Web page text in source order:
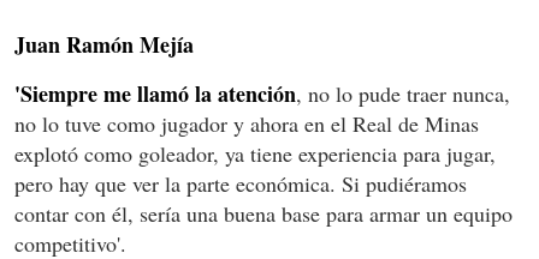
Juan Ramón Mejía
'Siempre me llamó la atención, no lo pude traer nunca,
no lo tuve como jugador y ahora en el Real de Minas
explotó como goleador, ya tiene experiencia para jugar,
pero hay que ver la parte económica. Si pudiéramos
contar con él, sería una buena base para armar un equipo
competitivo'.